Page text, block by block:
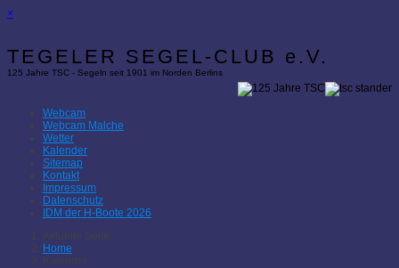
×
TEGELER SEGEL-CLUB e.V.
125 Jahre TSC - Segeln seit 1901 im Norden Berlins
Webcam
Webcam Malche
Wetter
Kalender
Sitemap
Kontakt
Impressum
Datenschutz
IDM der H-Boote 2026
Aktuelle Seite:
Home
Kalender